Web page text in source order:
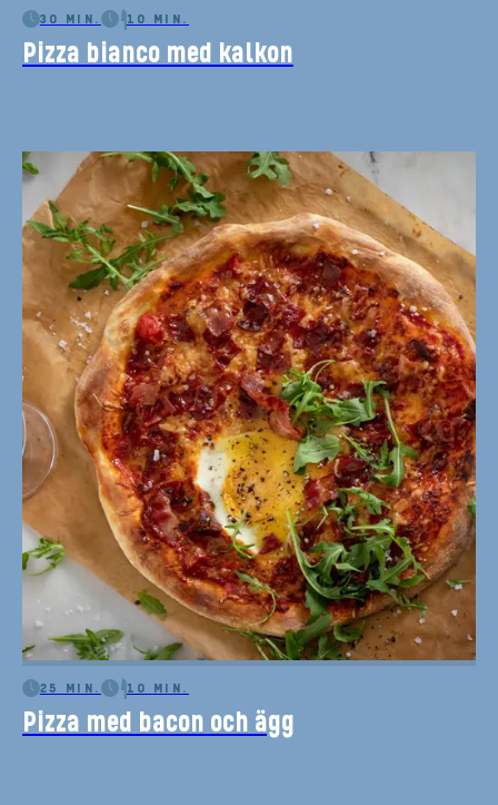
30 MIN. 10 MIN.
Pizza bianco med kalkon
25 MIN. 10 MIN.
Pizza med bacon och ägg